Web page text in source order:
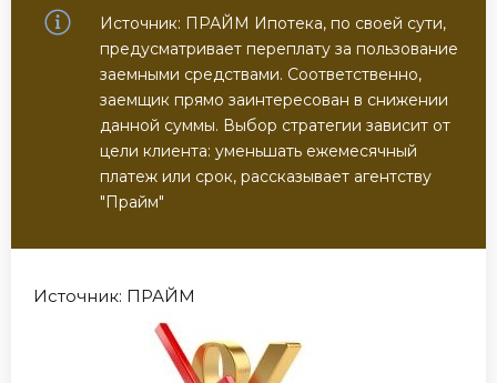
Источник: ПРАЙМ Ипотека, по своей сути,
предусматривает переплату за пользование
заемными средствами. Соответственно,
заемщик прямо заинтересован в снижении
данной суммы. Выбор стратегии зависит от
цели клиента: уменьшать ежемесячный
платеж или срок, рассказывает агентству
"Прайм"
Источник: ПРАЙМ